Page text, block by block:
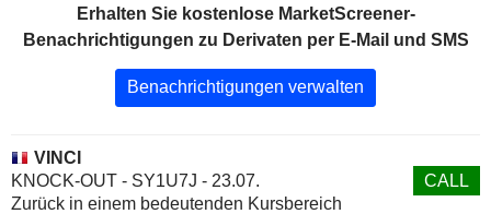
Erhalten Sie kostenlose MarketScreener-
Benachrichtigungen zu Derivaten per E-Mail und SMS
Benachrichtigungen verwalten
VINCI
KNOCK-OUT - SY1U7J - 23.07.
Zurück in einem bedeutenden Kursbereich
CALL